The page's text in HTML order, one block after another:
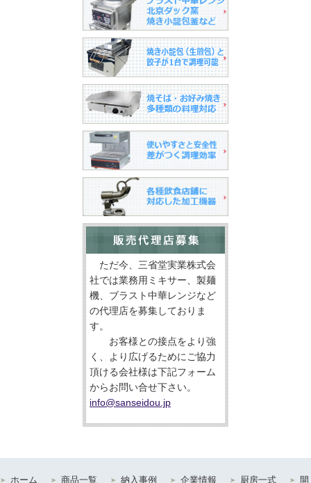
ただ今、三省堂実業株式会
社では業務用ミキサー、製麺
機、ブラスト中華レンジなど
の代理店を募集しておりま
す。
お客様との接点をより強
く、より広げるためにご協力
頂ける会社様は下記フォーム
からお問い合せ下さい。
info@sanseidou.jp
ホーム 商品一覧 納入事例 企業情報 厨房一式 開